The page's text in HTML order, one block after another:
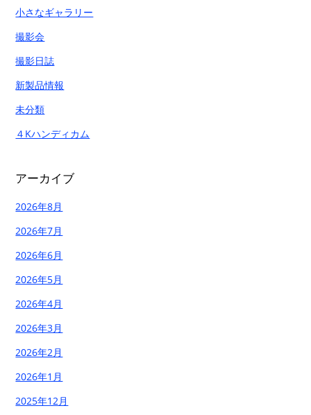
小さなギャラリー
撮影会
撮影日誌
新製品情報
未分類
４Kハンディカム
アーカイブ
2026年8月
2026年7月
2026年6月
2026年5月
2026年4月
2026年3月
2026年2月
2026年1月
2025年12月